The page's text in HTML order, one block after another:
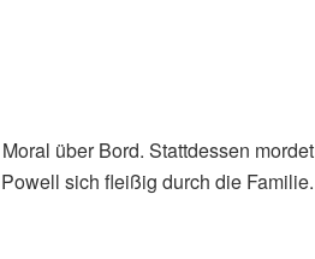
über Bord. Stattdessen mordet
sich fleißig durch die Familie.